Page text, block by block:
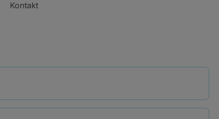
Kontakt